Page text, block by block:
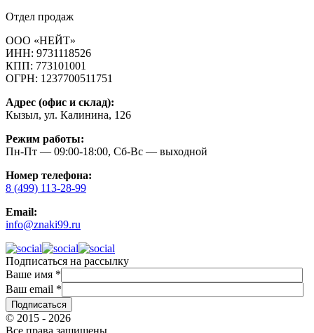
Отдел продаж
ООО «НЕЙТ»
ИНН: 9731118526
КПП: 773101001
ОГРН: 1237700511751
Адрес (офис и склад):
Кызыл, ул. Калинина, 126
Режим работы:
Пн-Пт — 09:00-18:00, Сб-Вс — выходной
Номер телефона:
8 (499) 113-28-99
Email:
info@znaki99.ru
Подписаться на рассылку
Ваше имя *
Ваш email *
© 2015 - 2026
Все права защищены